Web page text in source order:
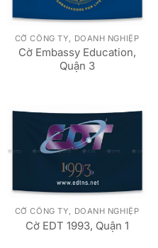
CỜ CÔNG TY, DOANH NGHIỆP
Cờ Embassy Education,
Quận 3
CỜ CÔNG TY, DOANH NGHIỆP
Cờ EDT 1993, Quận 1